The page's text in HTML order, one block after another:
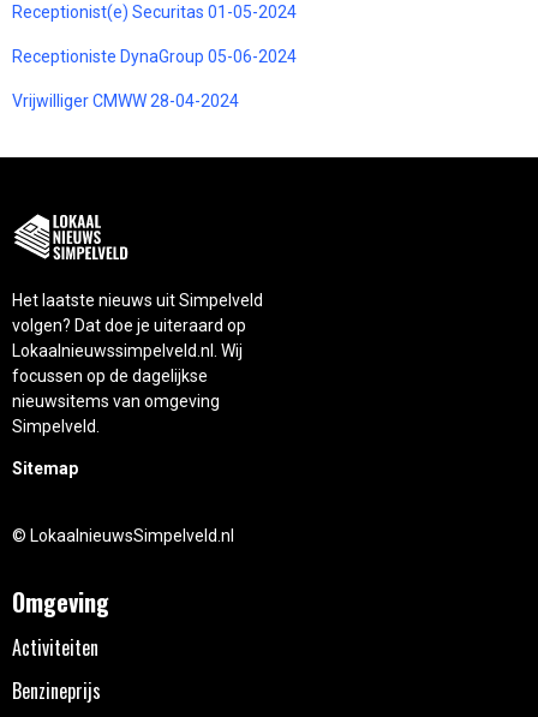
Receptionist(e) Securitas 01-05-2024
Receptioniste DynaGroup 05-06-2024
Vrijwilliger CMWW 28-04-2024
Het laatste nieuws uit Simpelveld
volgen? Dat doe je uiteraard op
Lokaalnieuwssimpelveld.nl. Wij
focussen op de dagelijkse
nieuwsitems van omgeving
Simpelveld.
Sitemap
© LokaalnieuwsSimpelveld.nl
Omgeving
Activiteiten
Benzineprijs